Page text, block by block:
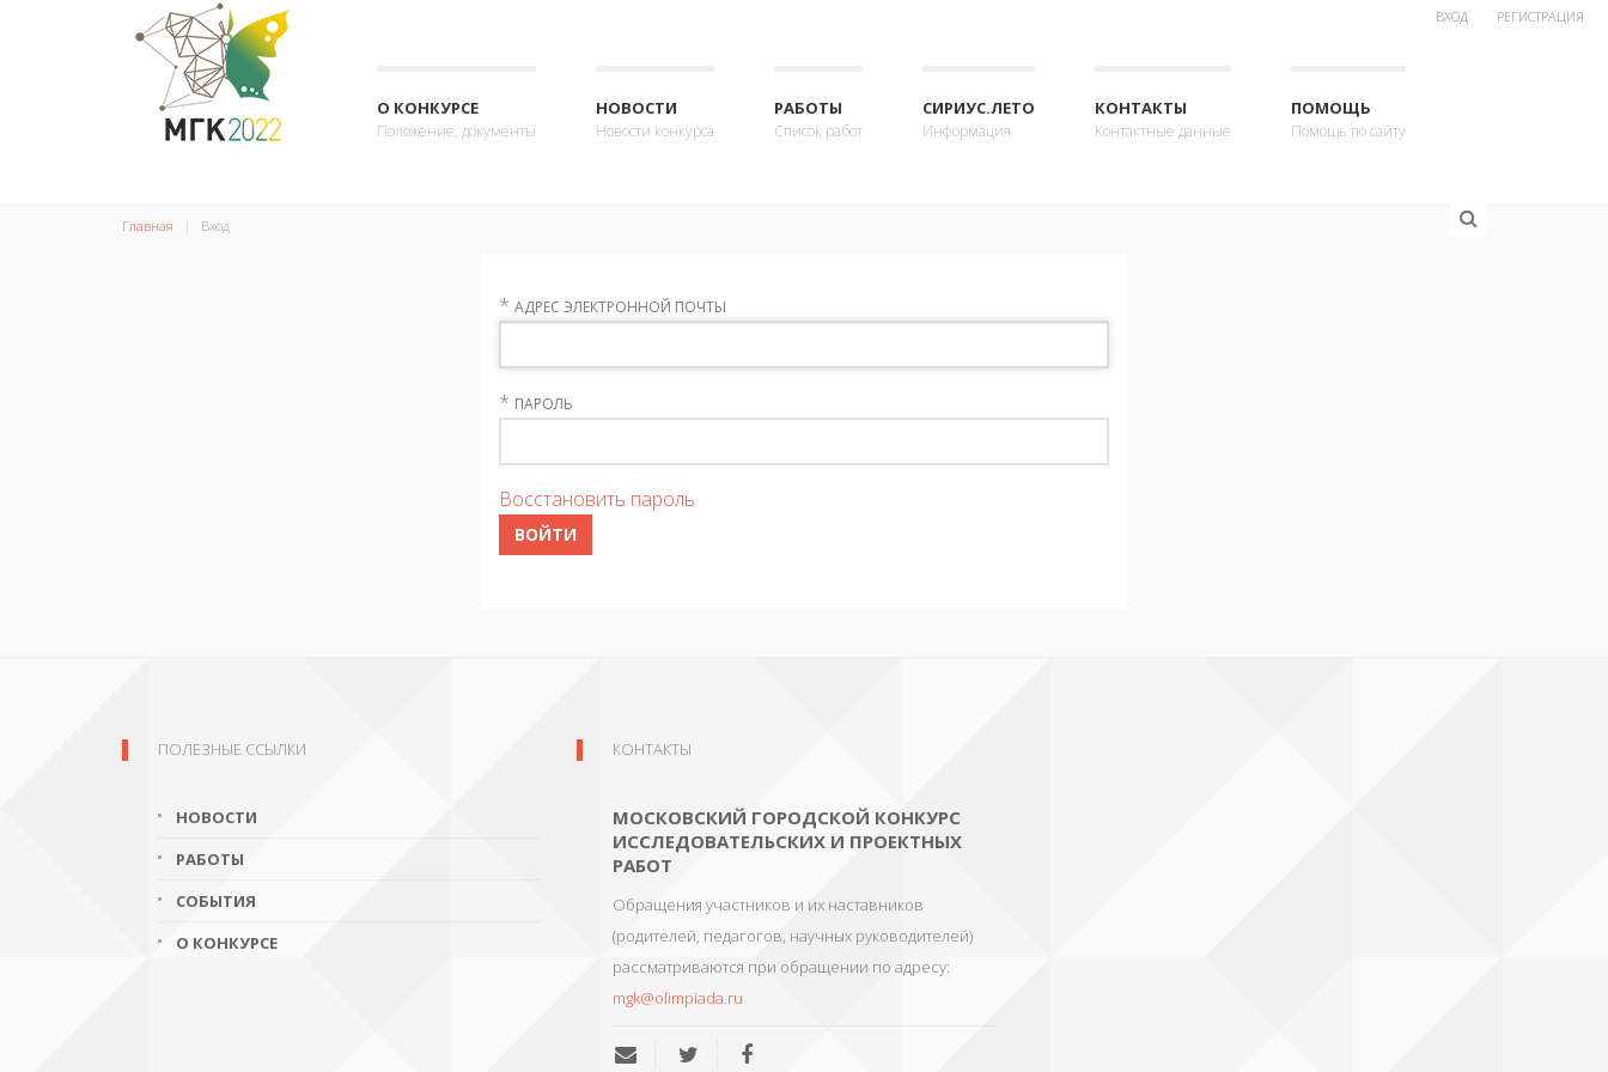
ВХОД РЕГИСТРАЦИЯ
О КОНКУРСЕ
Положение, документы
НОВОСТИ
Новости конкурса
РАБОТЫ
Список работ
СИРИУС.ЛЕТО
Информация
КОНТАКТЫ
Контактные данные
ПОМОЩЬ
Помощь по сайту
Главная Вход
* АДРЕС ЭЛЕКТРОННОЙ ПОЧТЫ
* ПАРОЛЬ
Восстановить пароль
ВОЙТИ
ПОЛЕЗНЫЕ ССЫЛКИ
НОВОСТИ
РАБОТЫ
СОБЫТИЯ
О КОНКУРСЕ
КОНТАКТЫ
МОСКОВСКИЙ ГОРОДСКОЙ КОНКУРС
ИССЛЕДОВАТЕЛЬСКИХ И ПРОЕКТНЫХ
РАБОТ
Обращения участников и их наставников
(родителей, педагогов, научных руководителей)
рассматриваются при обращении по адресу:
mgk@olimpiada.ru